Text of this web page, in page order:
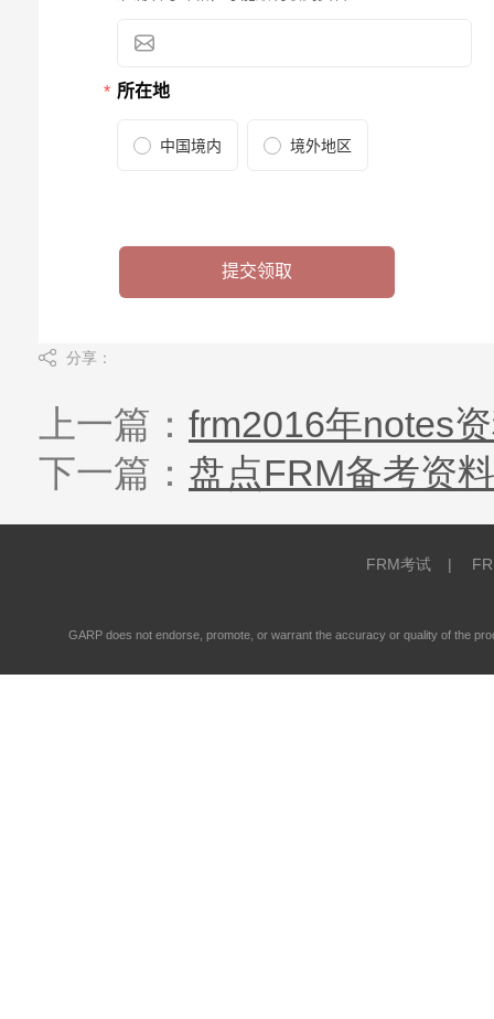
分享：
上一篇： frm2016年notes
下一篇： 盘点FRM备考资
FRM考试 |
GARP does not endorse, promote, or warrant the accuracy or quality of the